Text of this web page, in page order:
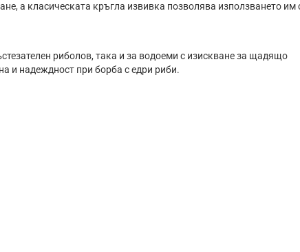
а класическата кръгла извивка позволява използването им
риболов, така и за водоеми с изискване за щадящо
и надеждност при борба с едри риби.